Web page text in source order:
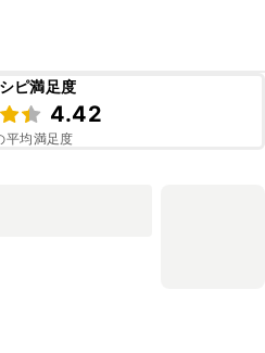
ピ満足度
4.42
平均満足度